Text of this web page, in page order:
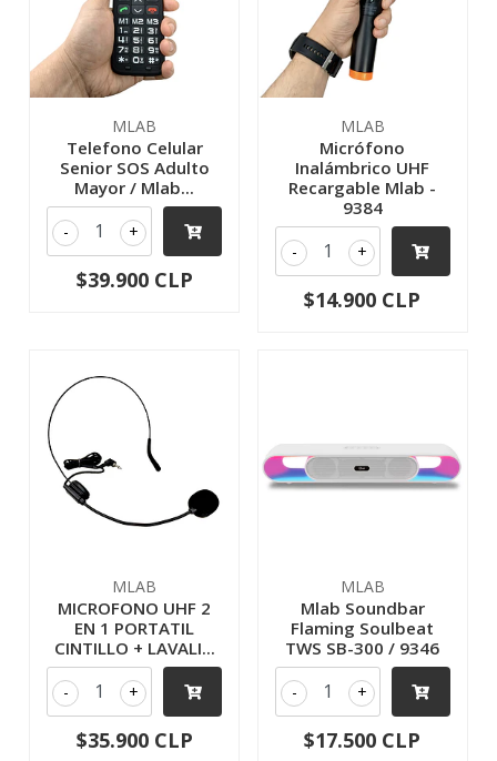
MLAB
Telefono Celular
Senior SOS Adulto
Mayor / Mlab...
+
-
$39.900 CLP
MLAB
Micrófono
Inalámbrico UHF
Recargable Mlab -
9384
+
-
$14.900 CLP
MLAB
MICROFONO UHF 2
EN 1 PORTATIL
CINTILLO + LAVALI...
+
-
$35.900 CLP
MLAB
Mlab Soundbar
Flaming Soulbeat
TWS SB-300 / 9346
+
-
$17.500 CLP